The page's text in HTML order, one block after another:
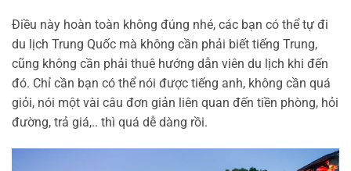
Điều này hoàn toàn không đúng nhé, các bạn có thể tự đi
du lịch Trung Quốc mà không cần phải biết tiếng Trung,
cũng không cần phải thuê hướng dẫn viên du lịch khi đến
đó. Chỉ cần bạn có thể nói được tiếng anh, không cần quá
giỏi, nói một vài câu đơn giản liên quan đến tiền phòng, hỏi
đường, trả giá,.. thì quá dễ dàng rồi.